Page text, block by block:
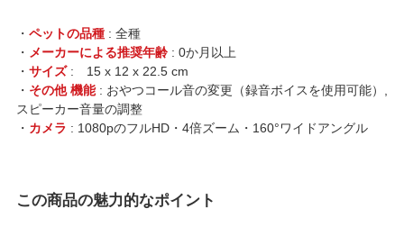
・ ペットの品種: 全種
・ メーカーによる推奨年齢: 0か月以上
・ サイズ: 15 x 12 x 22.5 cm
・ その他 機能: おやつコール音の変更（録音ボイスを使用可能）,
スピーカー音量の調整
・ カメラ : 1080pのフルHD・4倍ズーム・160°ワイドアングル
この商品の魅力的なポイント